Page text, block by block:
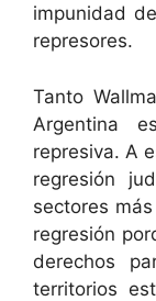
impunidad
represores.
Tanto
Argentina
represiva. A
regresión
sectores
regresión
derechos
territorios